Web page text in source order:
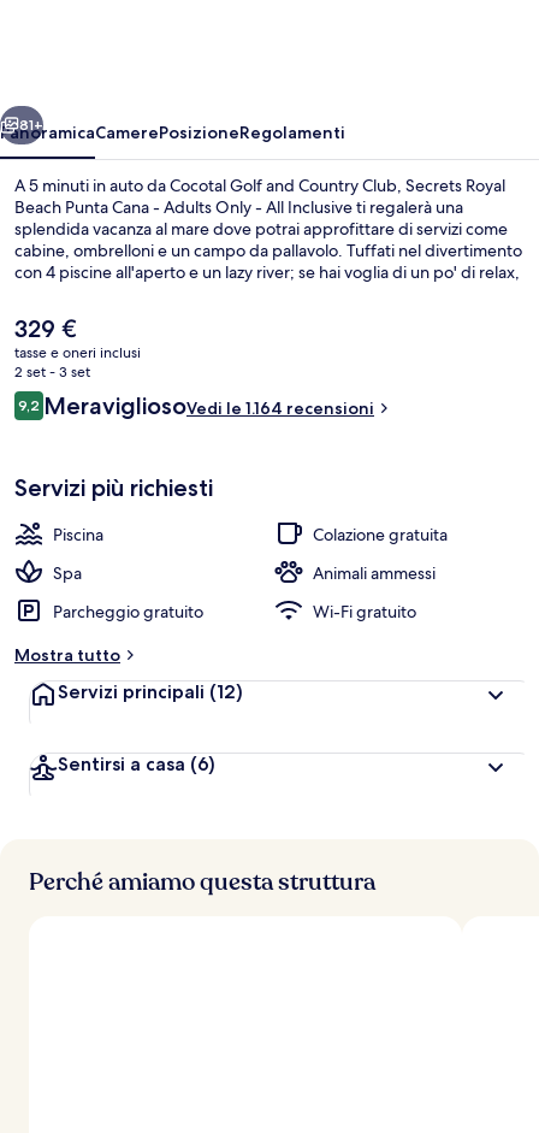
-
Adults
Only
All
Avanti
81+
PanoramicaCamerePosizioneRegolamenti
A 5 minuti in auto da Cocotal Golf and Country Club, Secrets Royal
Beach Punta Cana - Adults Only - All Inclusive ti regalerà una
splendida vacanza al mare dove potrai approfittare di servizi come
cabine, ombrelloni e un campo da pallavolo. Tuffati nel divertimento
con 4 piscine all'aperto e un lazy river; se hai voglia di un po' di relax,
trattamenti per il viso. La Riviera, uno dei 6 ristoranti in loco, propone
cucina internazionale e serve la colazione, il pranzo e la cena. Gli altri
punti di forza di questo resort di lusso sono 2 bar a bordo piscina, un
casinò e una discoteca. Le recensioni dei viaggiatori menzionano la
piscina e il personale gentile.
Il
prezzo
attuale
è
329 €
329 €
tasse e oneri inclusi
2 set - 3 set
Recensioni
9,29,2 su 10
MeravigliosoVedi le 1.164 recensioni
Servizi più richiesti
Piscina
Colazione gratuita
Spa
Animali ammessi
Parcheggio gratuito
Wi-Fi gratuito
Mostra tutto
Servizi principali (12)
Sentirsi a casa (6)
Perché amiamo questa struttura